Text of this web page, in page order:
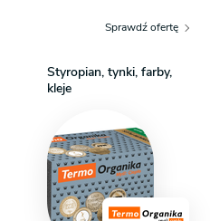
Znajdują się tu ustronne
Z korytarza na poddaszu
Sprawdź ofertę
Styropian, tynki, farby,
kleje